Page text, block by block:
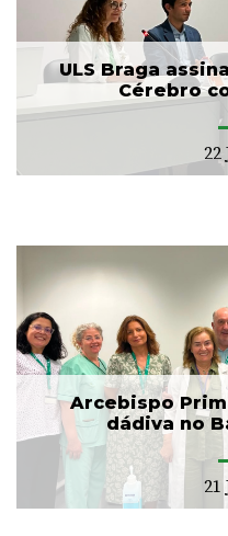
ULS Braga
Cérebro
22
Arcebispo
dádiva no
21